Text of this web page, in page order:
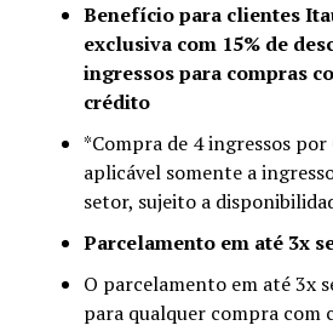
Benefício para clientes
exclusiva com 15% de
ingressos para compras
crédito
*Compra de 4 ingressos por
aplicável somente a
setor, sujeito a
Parcelamento em até 3x
O parcelamento em até 3x
para qualquer compra com